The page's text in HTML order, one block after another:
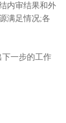
内审结果和外
满足情况;各
一步的工作